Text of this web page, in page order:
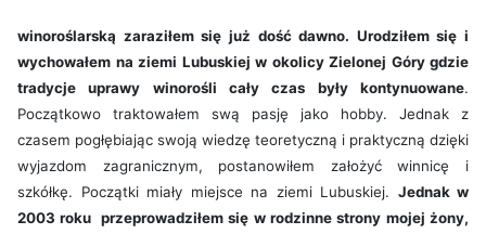
winoroślarską zaraziłem się już dość dawno. Urodziłem się i
wychowałem na ziemi Lubuskiej w okolicy Zielonej Góry gdzie
tradycje uprawy winorośli cały czas były kontynuowane.
Początkowo traktowałem swą pasję jako hobby. Jednak z
czasem pogłębiając swoją wiedzę teoretyczną i praktyczną dzięki
wyjazdom zagranicznym, postanowiłem założyć winnicę i
szkółkę. Początki miały miejsce na ziemi Lubuskiej. Jednak w
2003 roku przeprowadziłem się w rodzinne strony mojej żony,